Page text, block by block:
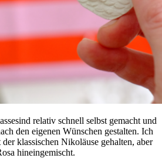
relativ schnell selbst gemacht und
den eigenen Wünschen gestalten. Ich
klassischen Nikoläuse gehalten, aber
hineingemischt.